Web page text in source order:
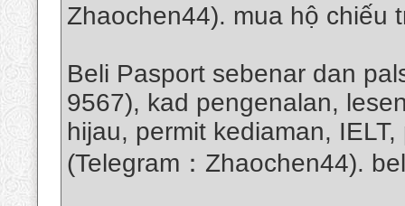
Zhaochen44). mua hộ chiếu
Beli Pasport sebenar dan
9567), kad pengenalan,
hijau, permit kediaman,
(Telegram：Zhaochen44).